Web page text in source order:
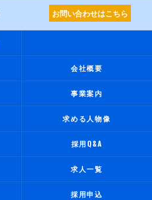
お問い合わせはこちら
会社概要
事業案内
求める人物像
採用Q&A
求人一覧
採用申込